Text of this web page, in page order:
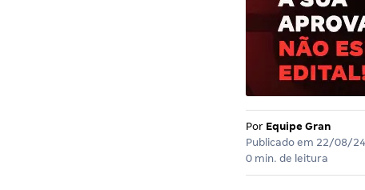
Por Equipe Gran
Publicado em 22/08/24
0 min. de leitura